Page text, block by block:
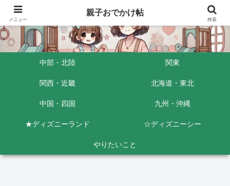
中部・北陸 関東
関西・近畿 北海道・東北
中国・四国 九州・沖縄
★ディズニーランド ☆ディズニーシー
やりたいこと
メニュー
親子おでかけ帖
検索